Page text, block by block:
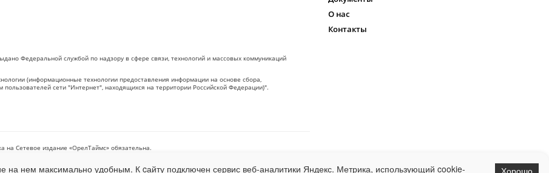
Федеральной службой по надзору в сфере связи, технологий и массовых коммуникаций
(информационные технологии предоставления информации на основе сбора,
сети "Интернет", находящихся на территории Российской Федерации)".
на Сетевое издание «ОрелТаймс» обязательна.
. Подробная статистика для рекламодателей по запросу у менеджера.
О нас
Контакты
нем максимально удобным. К cайту подключен сервис веб-аналитики Яндекс. Метрика, использующий cookie-